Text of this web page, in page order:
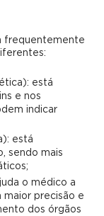
frequentemente
está
e nos
indicar
está
sendo mais
o médico a
precisão e
dos órgãos